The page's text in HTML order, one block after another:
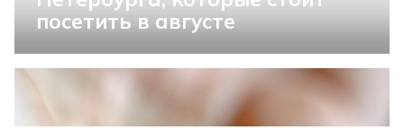
посетить в августе